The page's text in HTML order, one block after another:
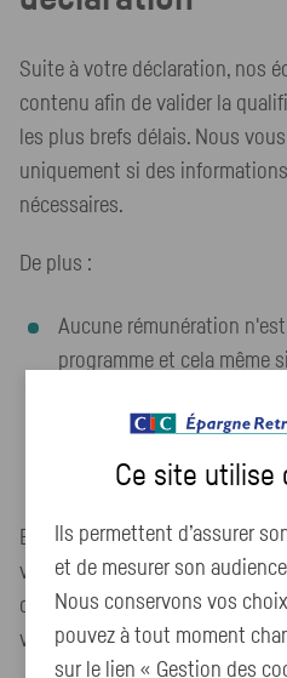
Suite à votre déclaration, nos
contenu afin de valider la
les plus brefs délais. Nous
uniquement si des
nécessaires.
De plus :
Aucune rémunération
programme et cela même
Pour des raisons de
failles et de leur
Euro-Information reste seul
vulnérabilité et de la
découle. Le traitement et délai
vulnérabilités restent à la
Ce site utilise
Ils permettent d’assurer
et de mesurer son
Nous conservons vos
pouvez à tout moment
sur le lien « Gestion des